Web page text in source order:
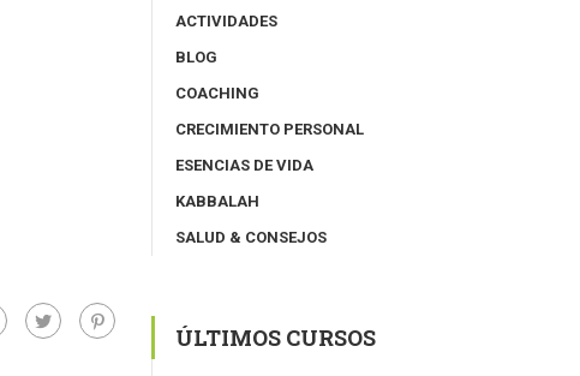
ACTIVIDADES
BLOG
COACHING
CRECIMIENTO PERSONAL
ESENCIAS DE VIDA
KABBALAH
SALUD & CONSEJOS
ÚLTIMOS CURSOS